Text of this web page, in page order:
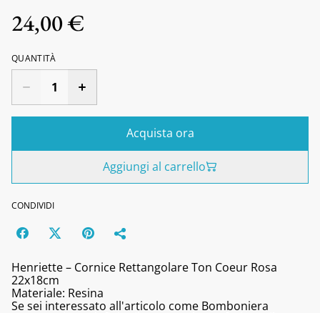
24,00 €
QUANTITÀ
Acquista ora
Aggiungi al carrello
CONDIVIDI
Henriette – Cornice Rettangolare Ton Coeur Rosa
22x18cm
Materiale: Resina
Se sei interessato all'articolo come Bomboniera